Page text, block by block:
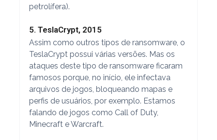
petrolífera).
5. TeslaCrypt, 2015
Assim como outros tipos de ransomware, o
TeslaCrypt possui várias versões. Mas os
ataques deste tipo de ransomware ficaram
famosos porque, no início, ele infectava
arquivos de jogos, bloqueando mapas e
perfis de usuários, por exemplo. Estamos
falando de jogos como Call of Duty,
Minecraft e Warcraft.